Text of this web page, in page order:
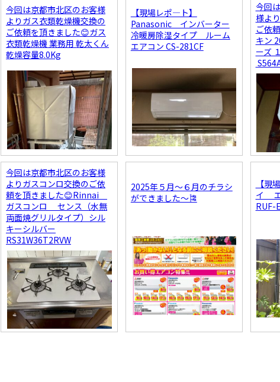
今回は京都市北区のお客様
よりガス衣類乾燥機交換の
ご依頼を頂きました😊ガス
衣類乾燥機 業務用 乾太くん
乾燥容量8.0Kg
【現場レポ―ト】
Panasonic インバーター
冷暖房除湿タイプ ルーム
エアコン CS-281CF
今回
様よ
ご依
キン
ーズ
今回は京都市北区のお客様
よりガスコンロ交換のご依
頼を頂きました😊Rinnai
ガスコンロ センス（水無
両面焼グリルタイプ）シル
キーシルバー
RS31W36T2RVW
2025年５月～６月のチラシ
ができました～🎏
【現
イ エ
RUF-